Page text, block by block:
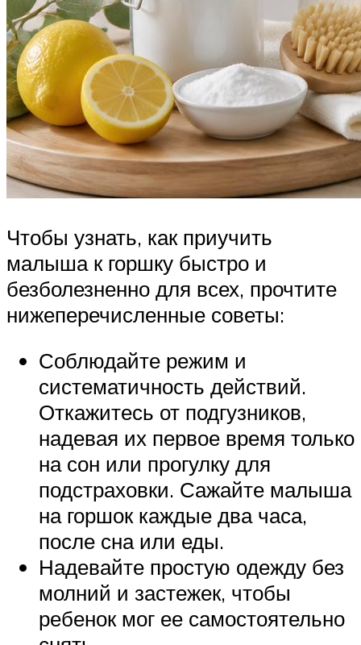
Чтобы узнать, как приучить
малыша к горшку быстро и
безболезненно для всех, прочтите
нижеперечисленные советы:
Соблюдайте режим и
систематичность действий.
Откажитесь от подгузников,
надевая их первое время только
на сон или прогулку для
подстраховки. Сажайте малыша
на горшок каждые два часа,
после сна или еды.
Надевайте простую одежду без
молний и застежек, чтобы
ребенок мог ее самостоятельно